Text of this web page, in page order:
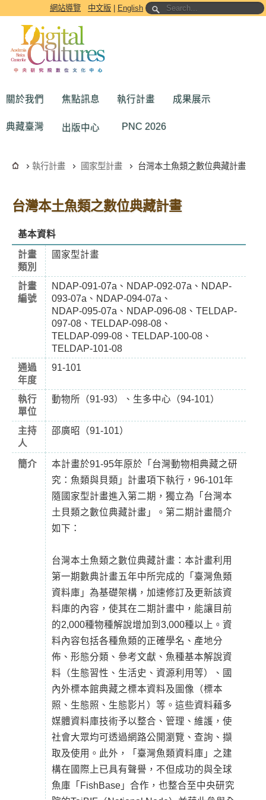
跳到主要內容區塊網站導覽 中文版 English
關於我們 焦點訊息 執行計畫 成果展示
典藏臺灣 出版中心 PNC 2026
執行計畫 國家型計畫 台灣本土魚類之數位典藏計畫
台灣本土魚類之數位典藏計畫
基本資料
計畫
類別
國家型計畫
計畫
編號
NDAP-091-07a、NDAP-092-07a、NDAP-
093-07a、NDAP-094-07a、
NDAP-095-07a、NDAP-096-08、TELDAP-
097-08、TELDAP-098-08、
TELDAP-099-08、TELDAP-100-08、
TELDAP-101-08
通過
年度
91-101
執行
單位
動物所（91-93）、生多中心（94-101）
主持
人
邵廣昭（91-101）
簡介
本計畫於91-95年原於「台灣動物相典藏之研
究：魚類與貝類」計畫項下執行，96-101年
隨國家型計畫進入第二期，獨立為「台灣本
土貝類之數位典藏計畫」。第二期計畫簡介
如下：
台灣本土魚類之數位典藏計畫：本計畫利用
第一期數典計畫五年中所完成的「臺灣魚類
資料庫」為基礎架構，加速修訂及更新該資
料庫的內容，使其在二期計畫中，能讓目前
的2,000種物種解說增加到3,000種以上。資
料內容包括各種魚類的正確學名、產地分
佈、形態分類、參考文獻、魚種基本解說資
料（生態習性、生活史、資源利用等）、國
內外標本館典藏之標本資料及圖像（標本
照、生態照、生態影片）等。這些資料藉多
媒體資料庫技術予以整合、管理、維護，使
社會大眾均可透過網路公開瀏覽、查詢、擷
取及使用。此外，「臺灣魚類資料庫」之建
構在國際上已具有聲譽，不但成功的與全球
魚庫「FishBase」合作，也整合至中央研究